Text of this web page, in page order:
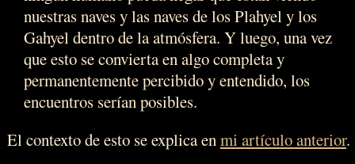
nuestras naves y las naves de los Plahyel y los
Gahyel dentro de la atmósfera. Y luego, una vez
que esto se convierta en algo completa y
permanentemente percibido y entendido, los
encuentros serían posibles.
El contexto de esto se explica enmi artículo anterior.